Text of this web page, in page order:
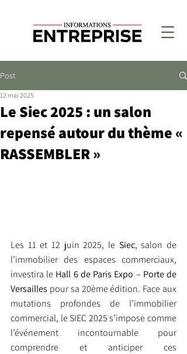
Post
Le Siec 2025 : un salon
repensé autour du thème «
RASSEMBLER »
12 mai 2025
Les 11 et 12 juin 2025, le Siec, salon de
l’immobilier des espaces commerciaux,
investira le Hall 6 de Paris Expo – Porte de
Versailles pour sa 20ème édition. Face aux
mutations profondes de l’immobilier
commercial, le SIEC 2025 s’impose comme
l’événement incontournable pour
comprendre et anticiper ces